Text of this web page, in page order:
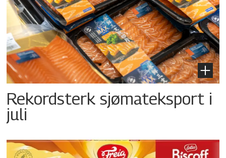
Rekordsterk sjømateksport i
juli